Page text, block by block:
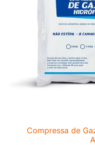
Compressa de